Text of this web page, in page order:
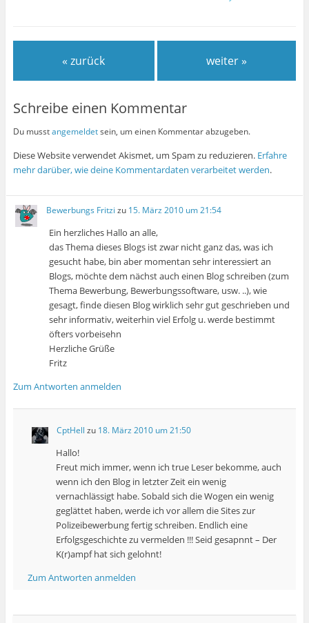
« zurück weiter »
Schreibe einen Kommentar
Du musstangemeldetsein, um einen Kommentar abzugeben.
Diese Website verwendet Akismet, um Spam zu reduzieren. Erfahre
mehr darüber, wie deine Kommentardaten verarbeitet werden.
Bewerbungs Fritzi zu 15. März 2010 um 21:54
Ein herzliches Hallo an alle,
das Thema dieses Blogs ist zwar nicht ganz das, was ich
gesucht habe, bin aber momentan sehr interessiert an
Blogs, möchte dem nächst auch einen Blog schreiben (zum
Thema Bewerbung, Bewerbungssoftware, usw. ..), wie
gesagt, finde diesen Blog wirklich sehr gut geschrieben und
sehr informativ, weiterhin viel Erfolg u. werde bestimmt
öfters vorbeisehn
Herzliche Grüße
Fritz
Zum Antworten anmelden
CptHell zu 18. März 2010 um 21:50
Hallo!
Freut mich immer, wenn ich true Leser bekomme, auch
wenn ich den Blog in letzter Zeit ein wenig
vernachlässigt habe. Sobald sich die Wogen ein wenig
geglättet haben, werde ich vor allem die Sites zur
Polizeibewerbung fertig schreiben. Endlich eine
Erfolgsgeschichte zu vermelden !!! Seid gesapnnt – Der
K(r)ampf hat sich gelohnt!
Zum Antworten anmelden